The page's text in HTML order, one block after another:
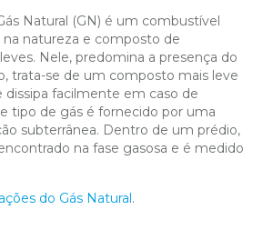
Natural (GN) é um combustível
na natureza e composto de
Nele, predomina a presença do
trata-se de um composto mais leve
dissipa facilmente em caso de
tipo de gás é fornecido por uma
subterrânea. Dentro de um prédio,
na fase gasosa e é medido
do Gás Natural.